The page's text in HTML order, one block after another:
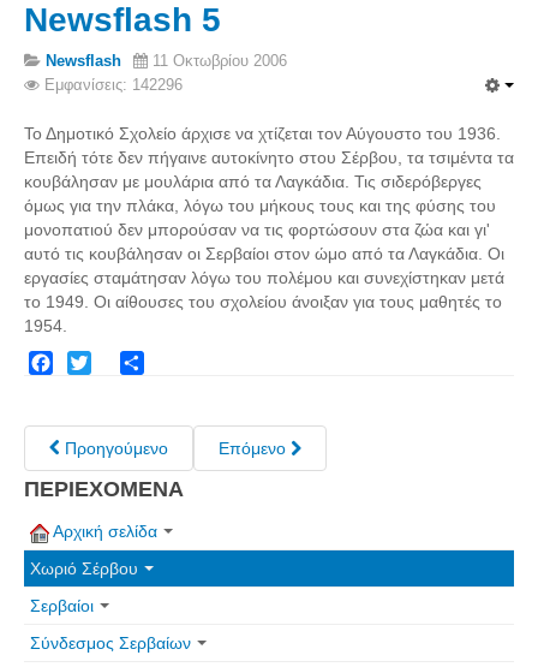
Σέρβου - Δορυφορική Google
Σέρβου και Δήμος Γορτυνίας
Σερβαίοι
Σερβαίοι Συγγραφείς/Λογoτέχνες
Σερβαίοι Καλλιτέχνες
Γραφή Πατριωτών/Συνεργατών
Σερβαίοι Αγωνιστές/Πεσόντες
Σερβαίοι για το Σέρβου
Σύνδεσμος Σερβαίων
Εφημερίδα Αρτοζήνος
Θέματα και δράσεις Συνδέσμου
Ανακοινώσεις
Η ιστοσελίδα μας
Χάρτης του Site (Sitemap)
Επικοινωνία
Τα Νέα
Newsflash 5
Newsflash
11 Οκτωβρίου 2006
Εμφανίσεις: 142296
Το Δημοτικό Σχολείο άρχισε να χτίζεται τον Αύγουστο του 1936.
Επειδή τότε δεν πήγαινε αυτοκίνητο στου Σέρβου, τα τσιμέντα τα
κουβάλησαν με μουλάρια από τα Λαγκάδια. Τις σιδερόβεργες
όμως για την πλάκα, λόγω του μήκους τους και της φύσης του
μονοπατιού δεν μπορούσαν να τις φορτώσουν στα ζώα και γι'
αυτό τις κουβάλησαν οι Σερβαίοι στον ώμο από τα Λαγκάδια. Οι
εργασίες σταμάτησαν λόγω του πολέμου και συνεχίστηκαν μετά
το 1949. Οι αίθουσες του σχολείου άνοιξαν για τους μαθητές το
1954.
Προηγούμενο Επόμενο
ΠΕΡΙΕΧΟΜΕΝΑ
Αρχική σελίδα
Χωριό Σέρβου
Σερβαίοι
Σύνδεσμος Σερβαίων